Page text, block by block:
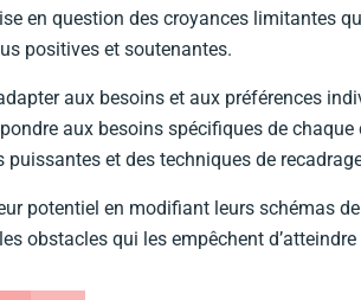
en question des croyances limitantes
positives et soutenantes.
aux besoins et aux préférences
aux besoins spécifiques de
et des techniques de
potentiel en modifiant leurs schémas
obstacles qui les empêchent